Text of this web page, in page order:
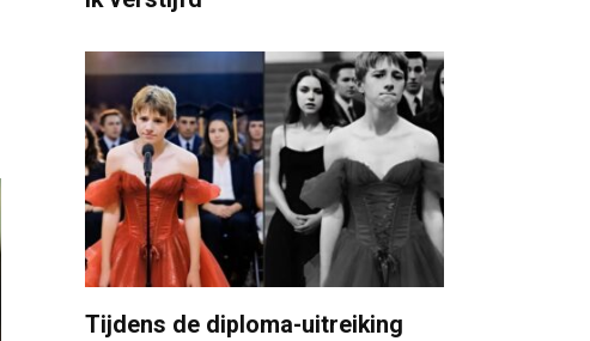
Tijdens de diploma-uitreiking